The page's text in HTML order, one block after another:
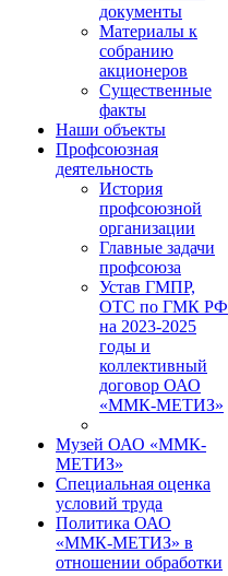
документы
Материалы к
собранию
акционеров
Существенные
факты
Наши объекты
Профсоюзная
деятельность
История
профсоюзной
организации
Главные задачи
профсоюза
Устав ГМПР,
ОТС по ГМК РФ
на 2023-2025
годы и
коллективный
договор ОАО
«ММК-МЕТИЗ»
Музей ОАО «ММК-
МЕТИЗ»
Специальная оценка
условий труда
Политика ОАО
«ММК-МЕТИЗ» в
отношении обработки